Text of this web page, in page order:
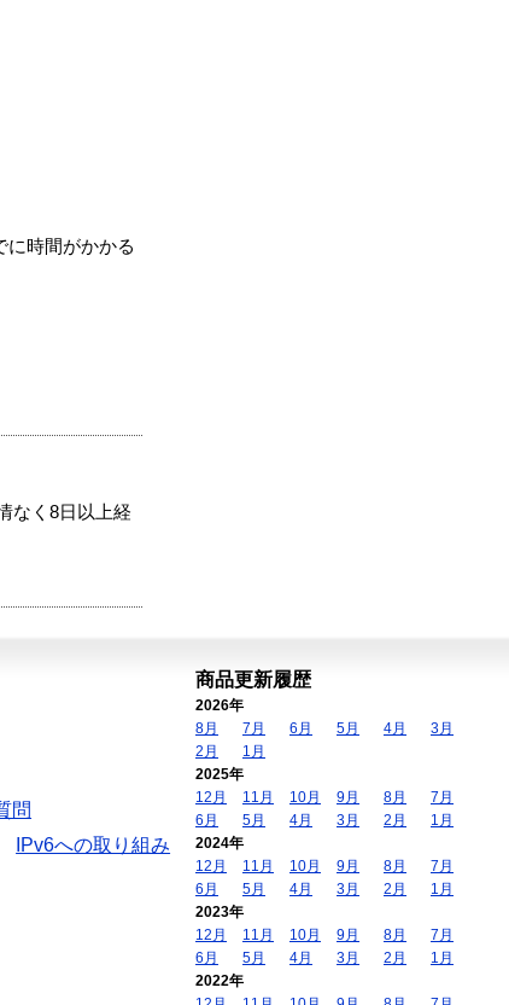
に時間がかかる
なく8日以上経
問
IPv6への取り組み
商品更新履歴
2026年
8月
7月 6月 5月 4月
3月
2月
1月
2025年
12月
11月 10月 9月 8月
7月
6月
5月 4月 3月 2月
1月
2024年
12月
11月 10月 9月 8月
7月
6月
5月 4月 3月 2月
1月
2023年
12月
11月 10月 9月 8月
7月
6月
5月 4月 3月 2月
1月
2022年